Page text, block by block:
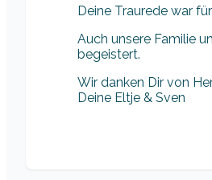
Deine Traurede war
Auch unsere Familie
begeistert.
Wir danken Dir von
Deine Eltje & Sven